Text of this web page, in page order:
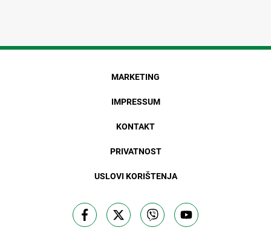
MARKETING
IMPRESSUM
KONTAKT
PRIVATNOST
USLOVI KORIŠTENJA